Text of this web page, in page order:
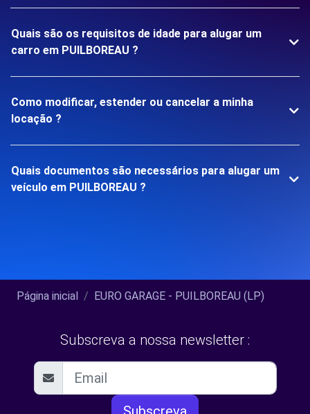
Quais são os requisitos de idade para alugar um
carro em PUILBOREAU ?
Como modificar, estender ou cancelar a minha
locação ?
Quais documentos são necessários para alugar um
veículo em PUILBOREAU ?
Página inicial EURO GARAGE - PUILBOREAU (LP)
Subscreva a nossa newsletter :